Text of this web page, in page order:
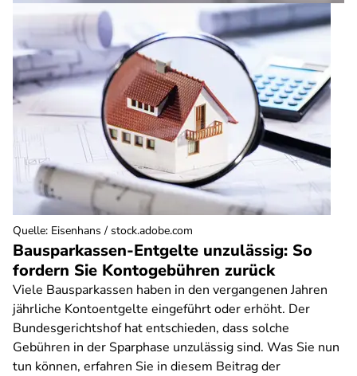
Bausparkassen-Entgelte unzulässig: So
fordern Sie Kontogebühren zurück
Viele Bausparkassen haben in den vergangenen Jahren
jährliche Kontoentgelte eingeführt oder erhöht. Der
Bundesgerichtshof hat entschieden, dass solche
Gebühren in der Sparphase unzulässig sind. Was Sie nun
tun können, erfahren Sie in diesem Beitrag der
Quelle: Eisenhans / stock.adobe.com